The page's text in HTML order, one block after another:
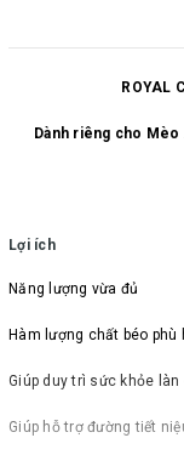
ROYAL
Dành riêng cho
Lợi ích
Năng lượng vừa đủ
Hàm lượng chất béo
Giúp duy trì sức khỏe làn
Giúp hỗ trợ đường tiết